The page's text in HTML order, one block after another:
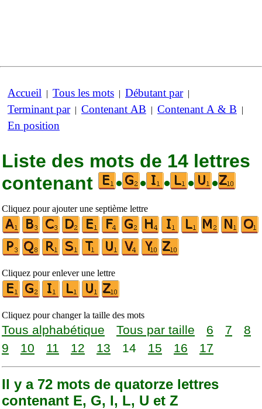
Accueil | Tous les mots | Débutant par|
Terminant par| Contenant AB | Contenant A & B |
En position
Liste des mots de 14 lettres
contenant
• • • • •
Cliquez pour ajouter une septième lettre
Cliquez pour enlever une lettre
Cliquez pour changer la taille des mots
Tous alphabétique Tous par taille 6 7
8
9
10 11 12 13 14 15 16 17
Il y a 72 mots de quatorze lettres
contenant E, G, I, L, U et Z